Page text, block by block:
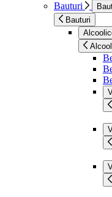
Bauturi
Bauturi